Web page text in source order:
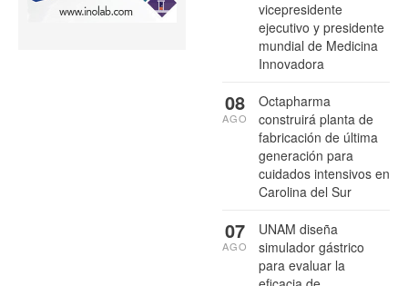
vicepresidente
ejecutivo y presidente
mundial de Medicina
Innovadora
Octapharma
construirá planta de
fabricación de última
generación para
cuidados intensivos en
Carolina del Sur
08
AGO
UNAM diseña
simulador gástrico
para evaluar la
07
AGO